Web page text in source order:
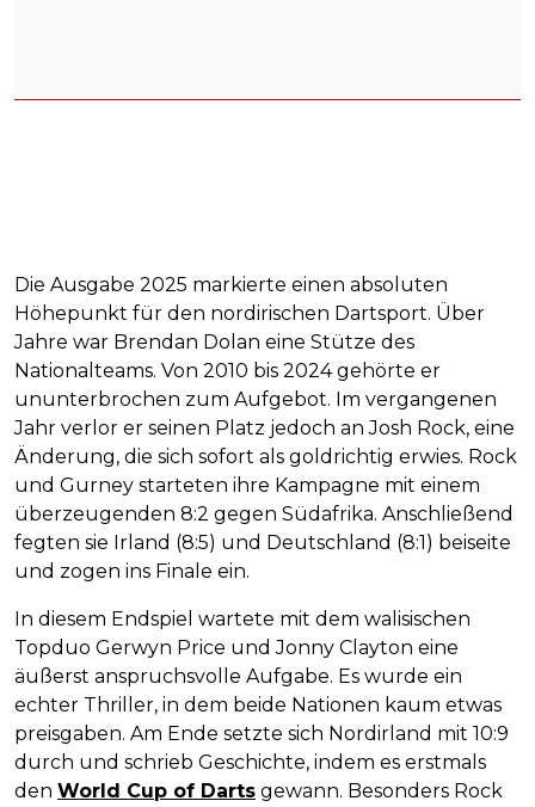
Die Ausgabe 2025 markierte einen absoluten
Höhepunkt für den nordirischen Dartsport. Über
Jahre war Brendan Dolan eine Stütze des
Nationalteams. Von 2010 bis 2024 gehörte er
ununterbrochen zum Aufgebot. Im vergangenen
Jahr verlor er seinen Platz jedoch an Josh Rock, eine
Änderung, die sich sofort als goldrichtig erwies. Rock
und Gurney starteten ihre Kampagne mit einem
überzeugenden 8:2 gegen Südafrika. Anschließend
fegten sie Irland (8:5) und Deutschland (8:1) beiseite
und zogen ins Finale ein.
In diesem Endspiel wartete mit dem walisischen
Topduo Gerwyn Price und Jonny Clayton eine
äußerst anspruchsvolle Aufgabe. Es wurde ein
echter Thriller, in dem beide Nationen kaum etwas
preisgaben. Am Ende setzte sich Nordirland mit 10:9
durch und schrieb Geschichte, indem es erstmals
den World Cup of Darts gewann. Besonders Rock